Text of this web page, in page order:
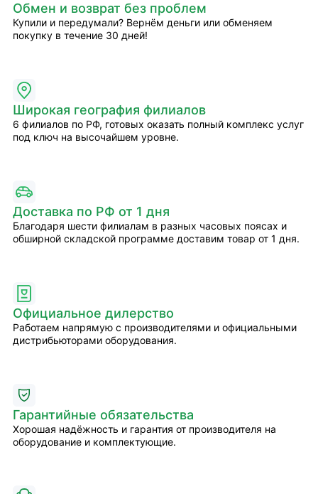
Обмен и возврат без проблем
Купили и передумали? Вернём деньги или обменяем
покупку в течение 30 дней!
Широкая география филиалов
6 филиалов по РФ, готовых оказать полный комплекс услуг
под ключ на высочайшем уровне.
Доставка по РФ от 1 дня
Благодаря шести филиалам в разных часовых поясах и
обширной складской программе доставим товар от 1 дня.
Официальное дилерство
Работаем напрямую с производителями и официальными
дистрибьюторами оборудования.
Гарантийные обязательства
Хорошая надёжность и гарантия от производителя на
оборудование и комплектующие.